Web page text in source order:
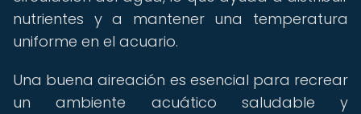
nutrientes y a mantener una temperatura
uniforme en el acuario.
Una buena aireación es esencial para recrear
un ambiente acuático saludable y